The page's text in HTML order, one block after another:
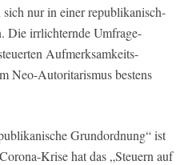
nur in einer republikanisch-
Die irrlichternde Umfrage-
Aufmerksamkeits-
Neo-Autoritarismus bestens
Grundordnung“ ist
Krise hat das „Steuern auf